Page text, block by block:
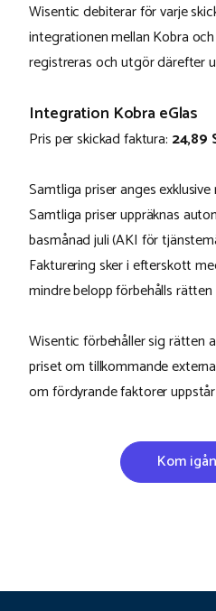
Wisentic debiterar för varje
integrationen mellan Kobra
registreras och utgör därefter
Integration Kobra eGlas
Pris per skickad faktura: 24,89
Samtliga priser anges exklusive
Samtliga priser uppräknas
basmånad juli (AKI för
Fakturering sker i efterskott
mindre belopp förbehålls
Wisentic förbehåller sig rätten
priset om tillkommande
om fördyrande faktorer
Kom